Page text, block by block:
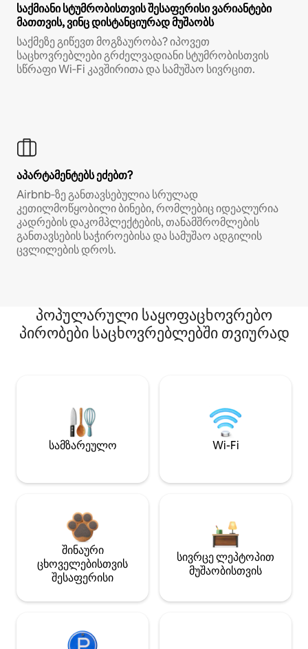
საქმიანი სტუმრობისთვის შესაფერისი ვარიანტები
მათთვის, ვინც დისტანციურად მუშაობს
საქმეზე გიწევთ მოგზაურობა? იპოვეთ
საცხოვრებლები გრძელვადიანი სტუმრობისთვის
სწრაფი Wi‑Fi კავშირითა და სამუშაო სივრცით.
აპარტამენტებს ეძებთ?
Airbnb‑ზე განთავსებულია სრულად
კეთილმოწყობილი ბინები, რომლებიც იდეალურია
კადრების დაკომპლექტების, თანამშრომლების
განთავსების საჭიროებისა და სამუშაო ადგილის
ცვლილების დროს.
პოპულარული საყოფაცხოვრებო
პირობები საცხოვრებლებში თვიურად
სამზარეულო Wi-Fi
შინაური
ცხოველებისთვის
შესაფერისი
სივრცე ლეპტოპით
მუშაობისთვის